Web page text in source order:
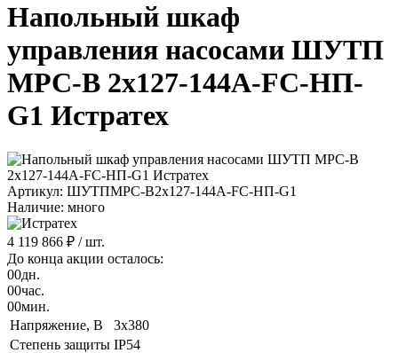
Напольный шкаф
управления насосами ШУТП
MPC-B 2x127-144A-FC-HП-
G1 Истратех
Артикул: ШУТПMPC-B2x127-144A-FC-HП-G1
Наличие: много
4 119 866 ₽ / шт.
До конца акции осталось:
00дн.
00час.
00мин.
Напряжение, B
3х380
Степень защиты IP54